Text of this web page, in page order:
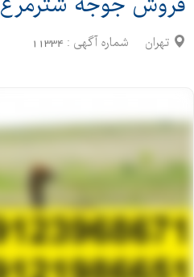
تهران شماره آگهی : 11334